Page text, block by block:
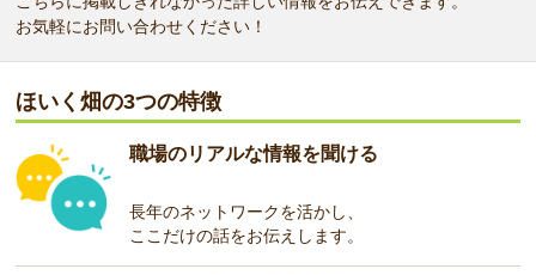
お気軽にお問い合わせください！
ほいく畑の3つの特徴
職場のリアルな情報を聞ける
長年のネットワークを活かし、
ここだけの話をお伝えします。